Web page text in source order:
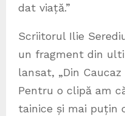
dat viață.”
Scriitorul Ilie
un fragment din
lansat, „Din
Pentru o clipă am
tainice și mai puțin